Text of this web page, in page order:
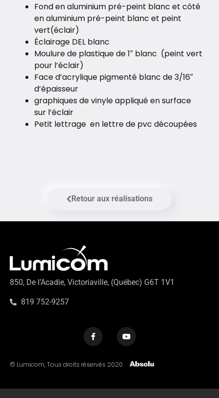
Fond en aluminium pré-peint blanc et côté
en aluminium pré-peint blanc et peint
vert(éclair)
Éclairage DEL blanc
Moulure de plastique de 1″ blanc (peint vert
pour l’éclair)
Face d’acrylique pigmenté blanc de 3/16″
d’épaisseur
graphiques de vinyle appliqué en surface
sur l’éclair
Petit lettrage en lettre de pvc découpées
850, De l’Acadie, Victoriaville, (Québec) G6T 1V1
819 752-9257
© Lumicom, Tous droits réservés 2020.